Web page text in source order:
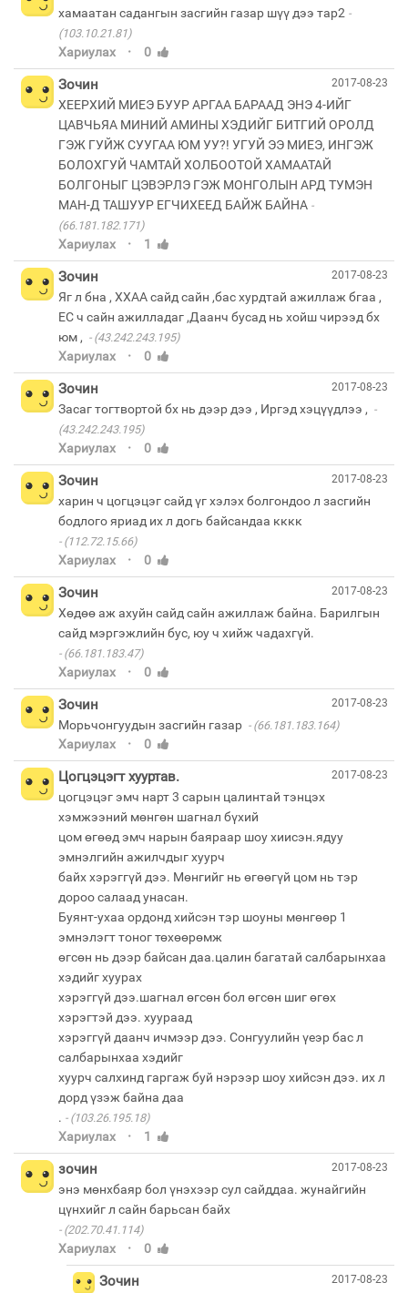
хамаатан садангын засгийн газар шүү дээ тар2
(103.10.21.81)
Хариулах · 0
2017-08-23
Зочин
ХЕЕРХИЙ МИЕЭ БУУР АРГАА БАРААД ЭНЭ 4-ИЙГ
ЦАВЧЬЯА МИНИЙ АМИНЫ ХЭДИЙГ БИТГИЙ ОРОЛД
ГЭЖ ГУЙЖ СУУГАА ЮМ УУ?! УГУЙ ЭЭ МИЕЭ, ИНГЭЖ
БОЛОХГУЙ ЧАМТАЙ ХОЛБООТОЙ ХАМААТАЙ
БОЛГОНЫГ ЦЭВЭРЛЭ ГЭЖ МОНГОЛЫН АРД ТУМЭН
МАН-Д ТАШУУР ЕГЧИХЕЕД БАЙЖ БАЙНА
(66.181.182.171)
Хариулах · 1
2017-08-23
Зочин
Яг л бна , ХХАА сайд сайн ,бас хурдтай ажиллаж бгаа ,
ЕС ч сайн ажилладаг ,Даанч бусад нь хойш чирээд бх
юм ,
(43.242.243.195)
Хариулах · 0
2017-08-23
Зочин
Засаг тогтвортой бх нь дээр дээ , Иргэд хэцүүдлээ ,
(43.242.243.195)
Хариулах · 0
2017-08-23
Зочин
харин ч цогцэцэг сайд үг хэлэх болгондоо л засгийн
(112.72.15.66)
Хариулах · 0
2017-08-23
Зочин
Хөдөө аж ахуйн сайд сайн ажиллаж байна. Барилгын
(66.181.183.47)
Хариулах · 0
2017-08-23
Зочин
Морьчонгуудын засгийн газар (66.181.183.164)
Хариулах · 0
2017-08-23
Цогцэцэгт хууртав.
цогцэцэг эмч нарт 3 сарын цалинтай тэнцэх
хэмжээний мөнгөн шагнал бүхий
цом өгөөд эмч нарын баяраар шоу хиисэн.ядуу
эмнэлгийн ажилчдыг хуурч
байх хэрэггүй дээ. Мөнгийг нь өгөөгүй цом нь тэр
дороо салаад унасан.
Буянт-ухаа ордонд хийсэн тэр шоуны мөнгөөр 1
эмнэлэгт тоног төхөөрөмж
өгсөн нь дээр байсан даа.цалин багатай салбарынхаа
хэдийг хуурах
хэрэггүй дээ.шагнал өгсөн бол өгсөн шиг өгөх
хэрэгтэй дээ. хуураад
хэрэггүй даанч ичмээр дээ. Сонгуулийн үеэр бас л
салбарынхаа хэдийг
хуурч салхинд гаргаж буй нэрээр шоу хийсэн дээ. их л
дорд үзэж байна даа
.
(103.26.195.18)
Хариулах · 1
2017-08-23
зочин
энэ мөнхбаяр бол үнэхээр сул сайддаа. жунайгийн
цүнхийг л сайн барьсан байх
(202.70.41.114)
Хариулах · 0
2017-08-23
Зочин